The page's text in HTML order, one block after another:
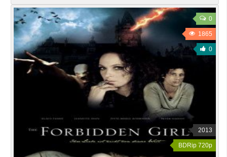
0
1865
0
2013
BDRip 720p